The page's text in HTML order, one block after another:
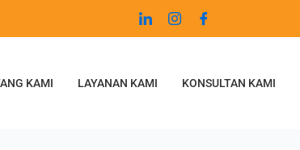
KAMI LAYANAN KAMI KONSULTAN KAMI